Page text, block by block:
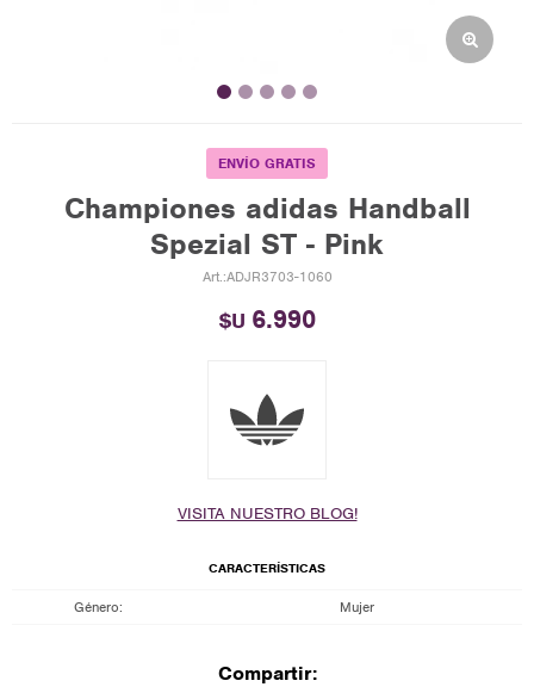
ENVÍO GRATIS
Championes adidas Handball
Spezial ST - Pink
ADJR3703-1060
$U 6.990
VISITA NUESTRO BLOG!
CARACTERÍSTICAS
Género Mujer
Compartir: